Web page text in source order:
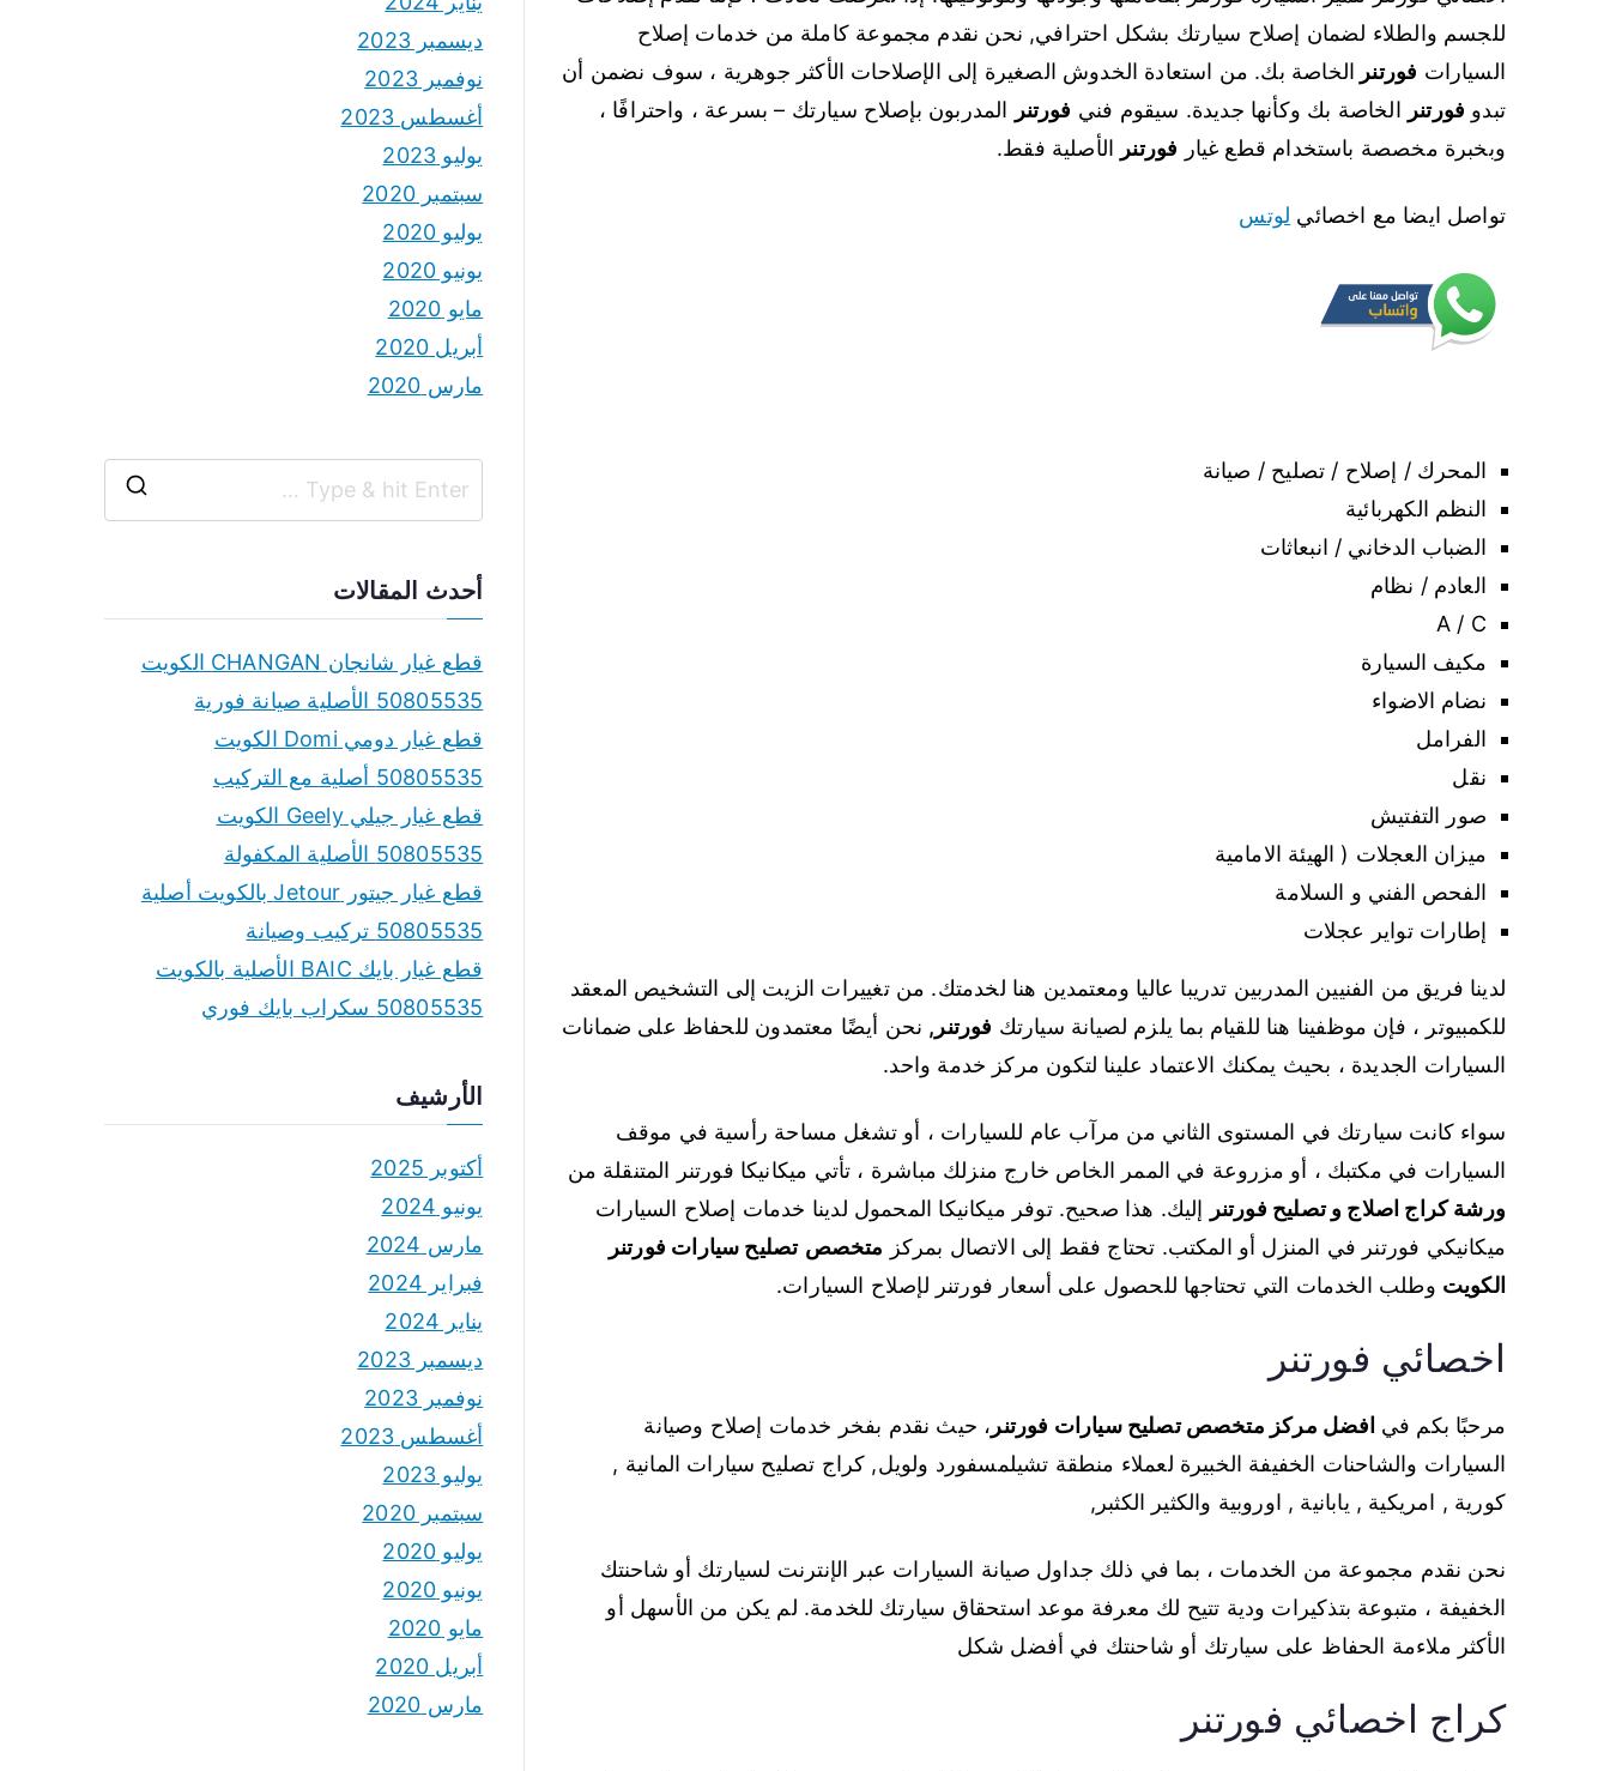
للجسم والطلاء لضمان إصلاح سيارتك بشكل احترافي, نحن نقدم مجموعة كاملة من خدمات إصلاح
السيارات فورتنر الخاصة بك. من استعادة الخدوش الصغيرة إلى الإصلاحات الأكثر جوهرية ، سوف نضمن أن
تبدو فورتنر الخاصة بك وكأنها جديدة. سيقوم فني فورتنر المدربون بإصلاح سيارتك – بسرعة ، واحترافًا ،
وبخبرة مخصصة باستخدام قطع غيار فورتنر الأصلية فقط.
تواصل ايضا مع اخصائي لوتس
المحرك / إصلاح / تصليح / صيانة
النظم الكهربائية
الضباب الدخاني / انبعاثات
العادم / نظام
A / C
مكيف السيارة
نضام الاضواء
الفرامل
نقل
صور التفتيش
ميزان العجلات ( الهيئة الامامية
الفحص الفني و السلامة
إطارات تواير عجلات
لدينا فريق من الفنيين المدربين تدريبا عاليا ومعتمدين هنا لخدمتك. من تغييرات الزيت إلى التشخيص المعقد
للكمبيوتر ، فإن موظفينا هنا للقيام بما يلزم لصيانة سيارتك فورتنر , نحن أيضًا معتمدون للحفاظ على ضمانات
السيارات الجديدة ، بحيث يمكنك الاعتماد علينا لتكون مركز خدمة واحد.
سواء كانت سيارتك في المستوى الثاني من مرآب عام للسيارات ، أو تشغل مساحة رأسية في موقف
السيارات في مكتبك ، أو مزروعة في الممر الخاص خارج منزلك مباشرة ، تأتي ميكانيكا فورتنر المتنقلة من
ورشة كراج اصلاج و تصليح فورتنر إليك. هذا صحيح. توفر ميكانيكا المحمول لدينا خدمات إصلاح السيارات
ميكانيكي فورتنر في المنزل أو المكتب. تحتاج فقط إلى الاتصال بمركز متخصص تصليح سيارات فورتنر
الكويت وطلب الخدمات التي تحتاجها للحصول على أسعار فورتنر لإصلاح السيارات.
اخصائي فورتنر
مرحبًا بكم في افضل مركز متخصص تصليح سيارات فورتنر ، حيث نقدم بفخر خدمات إصلاح وصيانة
السيارات والشاحنات الخفيفة الخبيرة لعملاء منطقة تشيلمسفورد ولويل, كراج تصليح سيارات المانية ,
كورية , امريكية , يابانية , اوروبية والكثير الكثبر,
نحن نقدم مجموعة من الخدمات ، بما في ذلك جداول صيانة السيارات عبر الإنترنت لسيارتك أو شاحنتك
الخفيفة ، متبوعة بتذكيرات ودية تتيح لك معرفة موعد استحقاق سيارتك للخدمة. لم يكن من الأسهل أو
الأكثر ملاءمة الحفاظ على سيارتك أو شاحنتك في أفضل شكل
كراج اخصائي فورتنر
ديسمبر 2023
نوفمبر 2023
أغسطس 2023
يوليو 2023
سبتمبر 2020
يوليو 2020
يونيو 2020
مايو 2020
أبريل 2020
مارس 2020
r
أحدث المقالات
قطع غيار شانجان CHANGAN الكويت
50805535 الأصلية صيانة فورية
قطع غيار دومي Domi الكويت
50805535 أصلية مع التركيب
قطع غيار جيلي Geely الكويت
50805535 الأصلية المكفولة
قطع غيار جيتور Jetour بالكويت أصلية
50805535 تركيب وصيانة
قطع غيار بايك BAIC الأصلية بالكويت
50805535 سكراب بايك فوري
الأرشيف
أكتوبر 2025
يونيو 2024
مارس 2024
فبراير 2024
يناير 2024
ديسمبر 2023
نوفمبر 2023
أغسطس 2023
يوليو 2023
سبتمبر 2020
يوليو 2020
يونيو 2020
مايو 2020
أبريل 2020
مارس 2020